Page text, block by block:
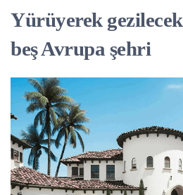
Yürüyerek gezilecek
beş Avrupa şehri